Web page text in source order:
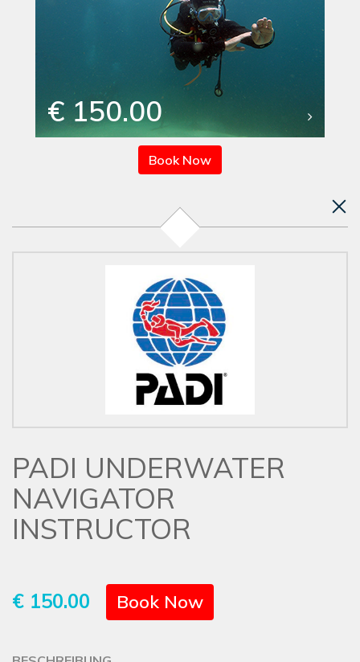
€ 150.00
Book Now
PADI UNDERWATER
NAVIGATOR
INSTRUCTOR
€ 150.00 Book Now